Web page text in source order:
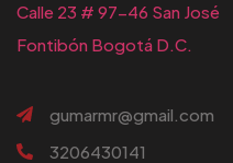
Calle 23 # 97-46 San José
Fontibón Bogotá D.C.
gumarmr@gmail.com
3206430141